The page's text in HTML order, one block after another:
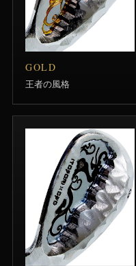
GOLD
王者の風格